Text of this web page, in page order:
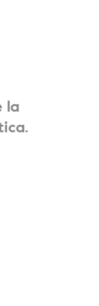
la